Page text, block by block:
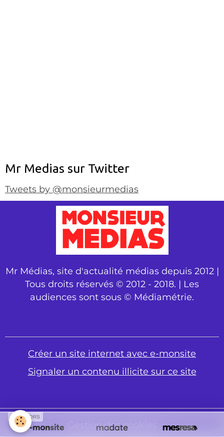
Mr Medias sur Twitter
Tweets by @monsieurmedias
Mr Médias, site d'actualité médias depuis 2012 |
Tous droits réservés © 2012 - 2018. | Les
audiences sont sous © Médiamétrie.
Créer un site internet avec e-monsite
Signaler un contenu illicite sur ce site
Gestion des cookies
SPONSORS